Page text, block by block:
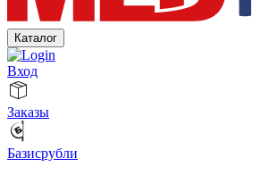
Каталог
Вход
Заказы
Базисрубли